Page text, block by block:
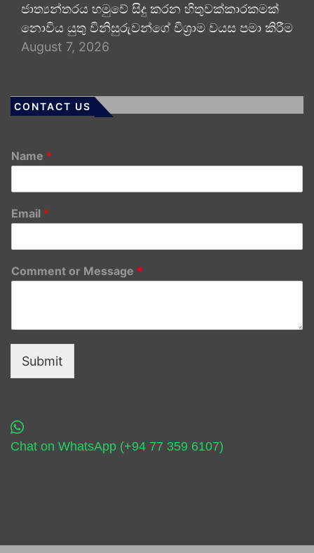
ජාත්‍යන්තරය හමුවේ සිදු කරන හිතුවක්කාරකමක්
නොවිය යුතු විනිසුරුවන්ගේ විශ්‍රාම වයස පමා කිරීම
August 7, 2026
CONTACT US
Name *
Email *
Comment or Message *
Submit
Chat on WhatsApp (+94 77 359 6107)